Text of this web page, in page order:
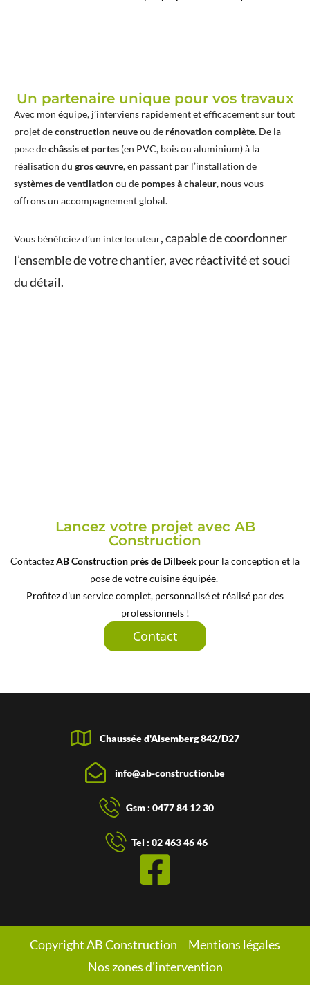
Un partenaire unique pour vos travaux
Avec mon équipe, j’interviens rapidement et efficacement sur tout
projet deconstruction neuveou de rénovation complète. De la
pose dechâssis et portes (en PVC, bois ou aluminium) à la
réalisation du gros œuvre, en passant par l’installation de
systèmes de ventilationou de pompes à chaleur, nous vous
offrons un accompagnement global.
Vous bénéficiez d’un interlocuteur, capable de coordonner
l’ensemble de votre chantier, avec réactivité et souci
du détail.
Lancez votre projet avec AB
Construction
ContactezAB Construction près de Dilbeek pour la conception et la
pose de votre cuisine équipée.
Profitez d’un service complet, personnalisé et réalisé par des
professionnels !
Contact
Chaussée d'Alsemberg 842/D27
info@ab-construction.be
Gsm : 0477 84 12 30
Tel : 02 463 46 46
Copyright AB Construction
Mentions légales
Nos zones d'intervention